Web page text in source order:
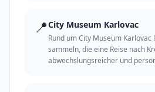
📍City Museum Karlovac
Rund um City Museum Karlovac
sammeln, die eine Reise nach
abwechslungsreicher und